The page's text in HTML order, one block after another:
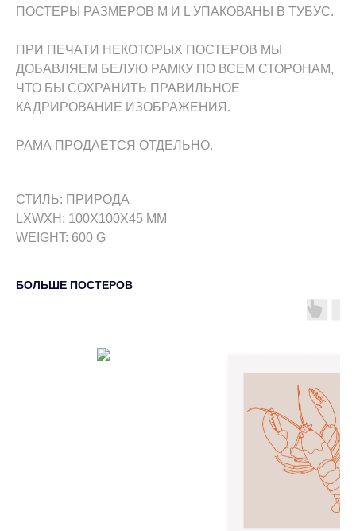
ПОСТЕРЫ РАЗМЕРОВ M И L УПАКОВАНЫ В ТУБУС.
ПРИ ПЕЧАТИ НЕКОТОРЫХ ПОСТЕРОВ МЫ
ДОБАВЛЯЕМ БЕЛУЮ РАМКУ ПО ВСЕМ СТОРОНАМ,
ЧТО БЫ СОХРАНИТЬ ПРАВИЛЬНОЕ
КАДРИРОВАНИЕ ИЗОБРАЖЕНИЯ.
РАМА ПРОДАЕТСЯ ОТДЕЛЬНО.
СТИЛЬ: ПРИРОДА
LXWXH: 100X100X45 MM
WEIGHT: 600 G
БОЛЬШЕ ПОСТЕРОВ